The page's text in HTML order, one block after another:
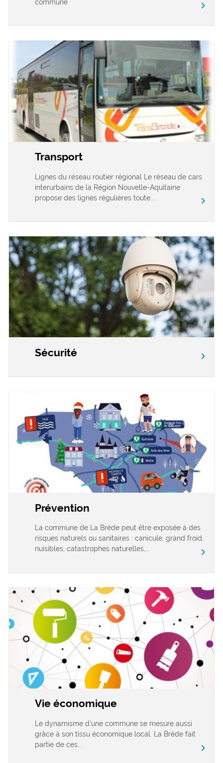
commune chevron_right
Transport
Lignes du réseau routier régional Le réseau de cars
interurbains de la Région Nouvelle-Aquitaine
propose des lignes régulières toute...
chevron_right
Sécurité chevron_right
Prévention
La commune de La Brède peut être exposée à des
risques naturels ou sanitaires : canicule, grand froid,
nuisibles, catastrophes naturelles,...
chevron_right
Vie économique
Le dynamisme d’une commune se mesure aussi
grâce à son tissu économique local. La Brède fait
partie de ces...
chevron_right